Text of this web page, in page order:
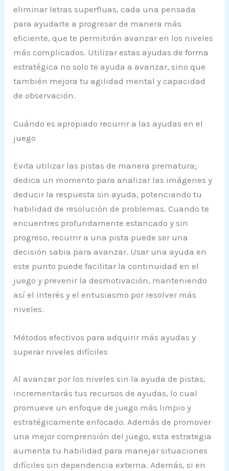
eliminar letras superfluas, cada una pensada
para ayudarte a progresar de manera más
eficiente, que te permitirán avanzar en los niveles
más complicados. Utilizar estas ayudas de forma
estratégica no solo te ayuda a avanzar, sino que
también mejora tu agilidad mental y capacidad
de observación.
Cuándo es apropiado recurrir a las ayudas en el
juego
Evita utilizar las pistas de manera prematura;
dedica un momento para analizar las imágenes y
deducir la respuesta sin ayuda, potenciando tu
habilidad de resolución de problemas. Cuando te
encuentres profundamente estancado y sin
progreso, recurrir a una pista puede ser una
decisión sabia para avanzar. Usar una ayuda en
este punto puede facilitar la continuidad en el
juego y prevenir la desmotivación, manteniendo
así el interés y el entusiasmo por resolver más
niveles.
Métodos efectivos para adquirir más ayudas y
superar niveles difíciles
Al avanzar por los niveles sin la ayuda de pistas,
incrementarás tus recursos de ayudas, lo cual
promueve un enfoque de juego más limpio y
estratégicamente enfocado. Además de promover
una mejor comprensión del juego, esta estrategia
aumenta tu habilidad para manejar situaciones
difíciles sin dependencia externa. Además, si en